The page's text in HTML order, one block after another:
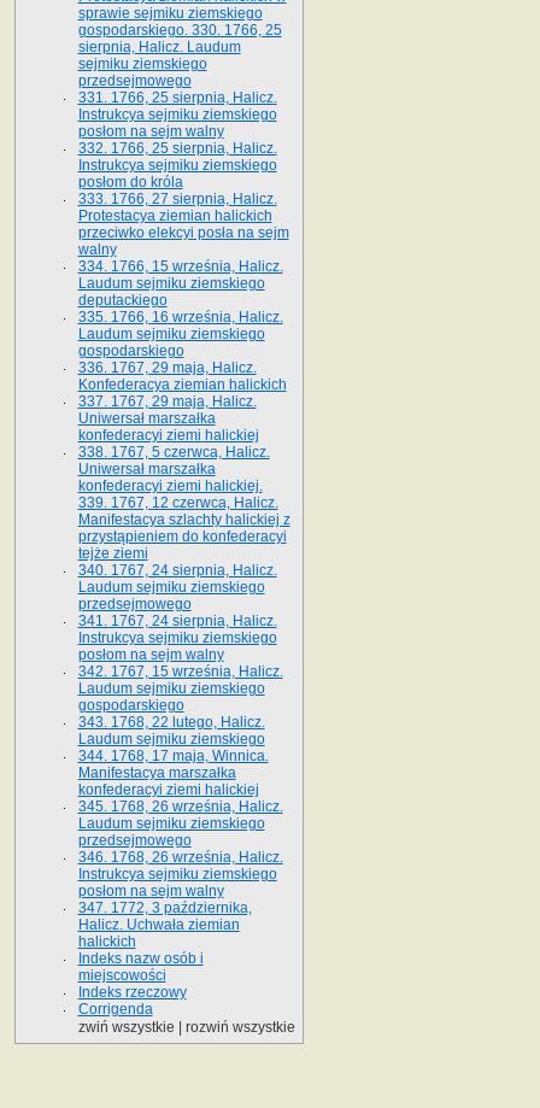
sprawie sejmiku ziemskiego
gospodarskiego. 330. 1766, 25
sierpnia, Halicz. Laudum
sejmiku ziemskiego
przedsejmowego
331. 1766, 25 sierpnia, Halicz.
Instrukcya sejmiku ziemskiego
posłom na sejm walny
332. 1766, 25 sierpnia, Halicz.
Instrukcya sejmiku ziemskiego
posłom do króla
333. 1766, 27 sierpnia, Halicz.
Protestacya ziemian halickich
przeciwko elekcyi posła na sejm
walny
334. 1766, 15 września, Halicz.
Laudum sejmiku ziemskiego
deputackiego
335. 1766, 16 września, Halicz.
Laudum sejmiku ziemskiego
gospodarskiego
336. 1767, 29 maja, Halicz.
Konfederacya ziemian halickich
337. 1767, 29 maja, Halicz.
Uniwersał marszałka
konfederacyi ziemi halickiej
338. 1767, 5 czerwca, Halicz.
Uniwersał marszałka
konfederacyi ziemi halickiej.
339. 1767, 12 czerwca, Halicz.
Manifestacya szlachty halickiej z
przystąpieniem do konfederacyi
tejże ziemi
340. 1767, 24 sierpnia, Halicz.
Laudum sejmiku ziemskiego
przedsejmowego
341. 1767, 24 sierpnia, Halicz.
Instrukcya sejmiku ziemskiego
posłom na sejm walny
342. 1767, 15 września, Halicz.
Laudum sejmiku ziemskiego
gospodarskiego
343. 1768, 22 lutego, Halicz.
Laudum sejmiku ziemskiego
344. 1768, 17 maja, Winnica.
Manifestacya marszałka
konfederacyi ziemi halickiej
345. 1768, 26 września, Halicz.
Laudum sejmiku ziemskiego
przedsejmowego
346. 1768, 26 września, Halicz.
Instrukcya sejmiku ziemskiego
posłom na sejm walny
347. 1772, 3 października,
Halicz. Uchwała ziemian
halickich
Indeks nazw osób i
miejscowości
Indeks rzeczowy
Corrigenda
zwiń wszystkie
rozwiń wszystkie